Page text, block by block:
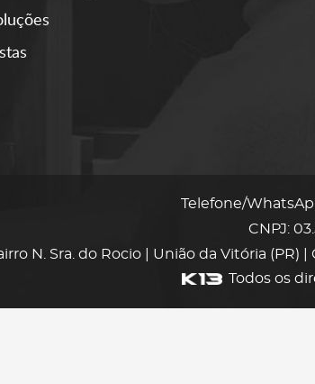
Telefone/
CNPJ:
N. Sra. do Rocio | União da Vitória (PR)
Todos os